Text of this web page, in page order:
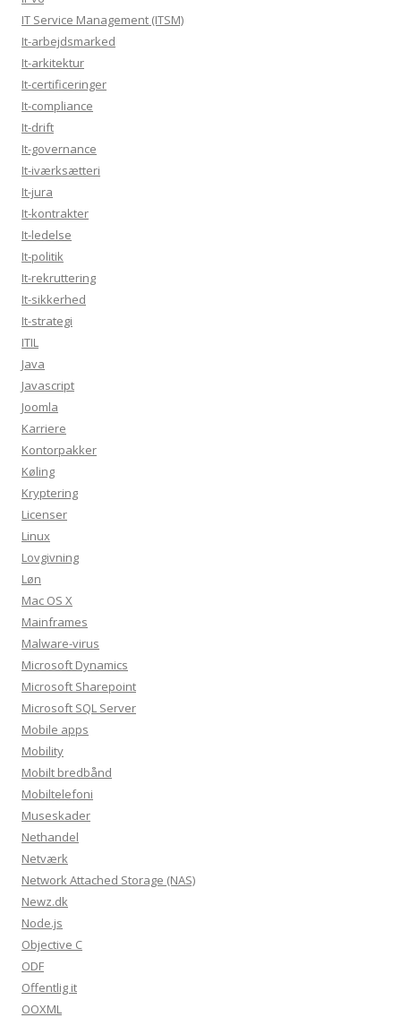
IT Service Management (ITSM)
It-arbejdsmarked
It-arkitektur
It-certificeringer
It-compliance
It-drift
It-governance
It-iværksætteri
It-jura
It-kontrakter
It-ledelse
It-politik
It-rekruttering
It-sikkerhed
It-strategi
ITIL
Java
Javascript
Joomla
Karriere
Kontorpakker
Køling
Kryptering
Licenser
Linux
Lovgivning
Løn
Mac OS X
Mainframes
Malware-virus
Microsoft Dynamics
Microsoft Sharepoint
Microsoft SQL Server
Mobile apps
Mobility
Mobilt bredbånd
Mobiltelefoni
Museskader
Nethandel
Netværk
Network Attached Storage (NAS)
Newz.dk
Node.js
Objective C
ODF
Offentlig it
OOXML